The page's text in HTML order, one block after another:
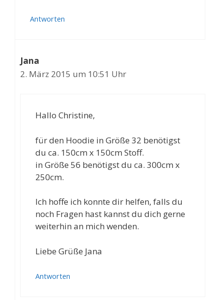
Antworten
Jana
2. März 2015 um 10:51 Uhr
Hallo Christine,
für den Hoodie in Größe 32 benötigst
du ca. 150cm x 150cm Stoff.
in Größe 56 benötigst du ca. 300cm x
250cm.
Ich hoffe ich konnte dir helfen, falls du
noch Fragen hast kannst du dich gerne
weiterhin an mich wenden.
Liebe Grüße Jana
Antworten